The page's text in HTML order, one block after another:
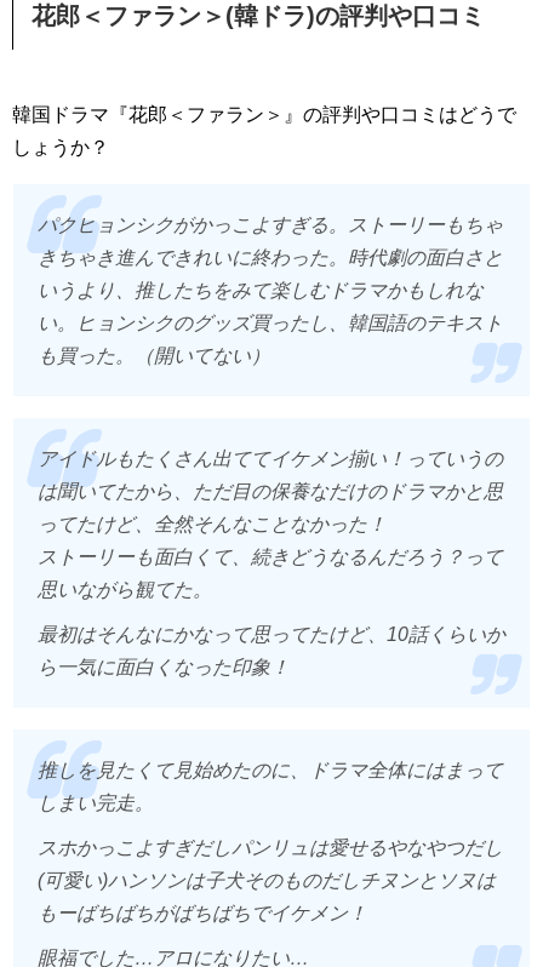
花郎＜ファラン＞(韓ドラ)の評判や口コミ
韓国ドラマ『花郎＜ファラン＞』の評判や口コミはどうで
しょうか？
パクヒョンシクがかっこよすぎる。ストーリーもちゃ
きちゃき進んできれいに終わった。時代劇の面白さと
いうより、推したちをみて楽しむドラマかもしれな
い。ヒョンシクのグッズ買ったし、韓国語のテキスト
も買った。（開いてない）
アイドルもたくさん出ててイケメン揃い！っていうの
は聞いてたから、ただ目の保養なだけのドラマかと思
ってたけど、全然そんなことなかった！
ストーリーも面白くて、続きどうなるんだろう？って
思いながら観てた。
最初はそんなにかなって思ってたけど、10話くらいか
ら一気に面白くなった印象！
推しを見たくて見始めたのに、ドラマ全体にはまって
しまい完走。
スホかっこよすぎだしパンリュは愛せるやなやつだし
(可愛い)ハンソンは子犬そのものだしチヌンとソヌは
もーばちばちがばちばちでイケメン！
眼福でした…アロになりたい…